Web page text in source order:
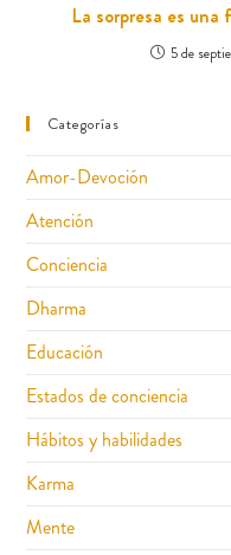
La sorpresa es una
5 de
Categorías
Amor-Devoción
Atención
Conciencia
Dharma
Educación
Estados de conciencia
Hábitos y habilidades
Karma
Mente